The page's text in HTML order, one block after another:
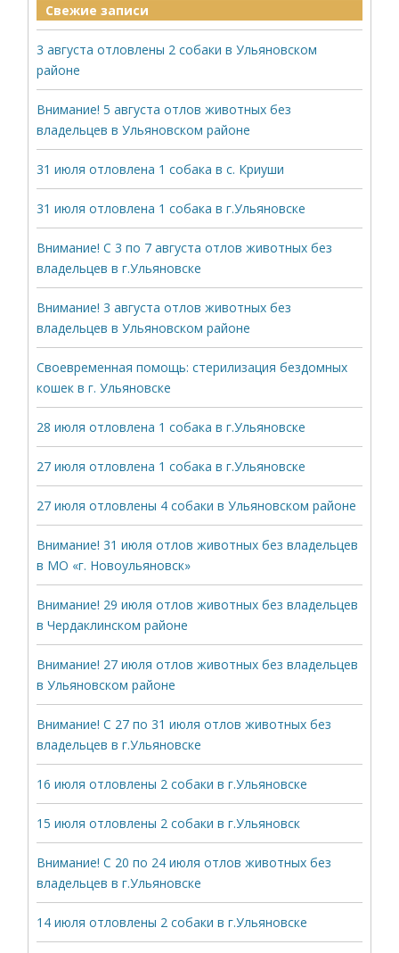
Свежие записи
3 августа отловлены 2 собаки в Ульяновском
районе
Внимание! 5 августа отлов животных без
владельцев в Ульяновском районе
31 июля отловлена 1 собака в с. Криуши
31 июля отловлена 1 собака в г.Ульяновске
Внимание! С 3 по 7 августа отлов животных без
владельцев в г.Ульяновске
Внимание! 3 августа отлов животных без
владельцев в Ульяновском районе
Своевременная помощь: стерилизация бездомных
кошек в г. Ульяновске
28 июля отловлена 1 собака в г.Ульяновске
27 июля отловлена 1 собака в г.Ульяновске
27 июля отловлены 4 собаки в Ульяновском районе
Внимание! 31 июля отлов животных без владельцев
в МО «г. Новоульяновск»
Внимание! 29 июля отлов животных без владельцев
в Чердаклинском районе
Внимание! 27 июля отлов животных без владельцев
в Ульяновском районе
Внимание! С 27 по 31 июля отлов животных без
владельцев в г.Ульяновске
16 июля отловлены 2 собаки в г.Ульяновске
15 июля отловлены 2 собаки в г.Ульяновск
Внимание! С 20 по 24 июля отлов животных без
владельцев в г.Ульяновске
14 июля отловлены 2 собаки в г.Ульяновске